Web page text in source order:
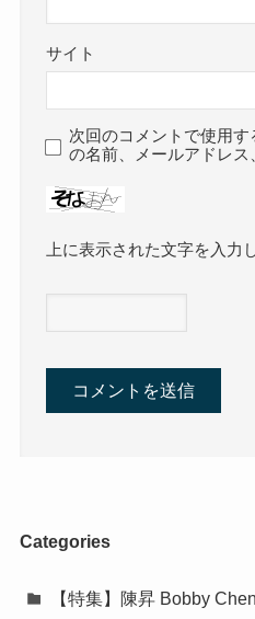
サイト
次回のコメントで使用
の名前、メールアドレス
上に表示された文字を入力
Categories
【特集】陳昇 Bobby Chen